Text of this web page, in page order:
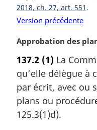
l
e
:
2018, ch. 27, art. 551
Version précédente
N
t
e
m
a
r
g
Approbation des
137.2 (1) La
qu’elle délègue à
par écrit, avec ou
plans ou
125.3(1)d).